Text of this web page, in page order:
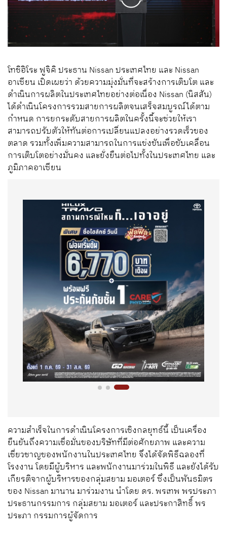
โทชิฮิโระ ฟูจิคิ ประธาน Nissan ประเทศไทย และ Nissan
อาเซียน เปิดเผยว่า ด้วยความมุ่งมั่นที่จะสร้างการเติบโต และ
ดำเนินการผลิตในประเทศไทยอย่างต่อเนื่อง Nissan (นิสสัน)
ได้ดำเนินโครงการรวมสายการผลิตจนเสร็จสมบูรณ์ได้ตาม
กำหนด การยกระดับสายการผลิตในครั้งนี้จะช่วยให้เรา
สามารถปรับตัวให้ทันต่อการเปลี่ยนแปลงอย่างรวดเร็วของ
ตลาด รวมทั้งเพิ่มความสามารถในการแข่งขันเพื่อขับเคลื่อน
การเติบโตอย่างมั่นคง และยั่งยืนต่อไปทั้งในประเทศไทย และ
ภูมิภาคอาเซียน
ความสำเร็จในการดำเนินโครงการเชิงกลยุทธ์นี้ เป็นเครื่อง
ยืนยันถึงความเชื่อมั่นของบริษัทที่มีต่อศักยภาพ และความ
เชี่ยวชาญของพนักงานในประเทศไทย จึงได้จัดพิธีฉลองที่
โรงงาน โดยมีผู้บริหาร และพนักงานมาร่วมในพิธี และยังได้รับ
เกียรติจากผู้บริหารของกลุ่มสยาม มอเตอร์ ซึ่งเป็นพันธมิตร
ของ Nissan มานาน มาร่วมงาน นำโดย ดร. พรเทพ พรประภา
ประธานกรรมการ กลุ่มสยาม มอเตอร์ และประกาสิทธิ์ พร
ประภา กรรมการผู้จัดการ